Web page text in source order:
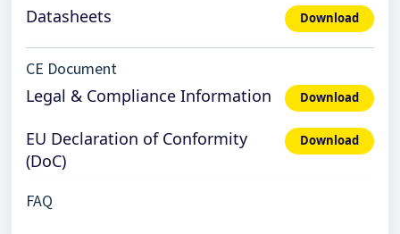
Datasheets Download
CE Document
Legal & Compliance Information Download
EU Declaration of Conformity
(DoC)
Download
FAQ